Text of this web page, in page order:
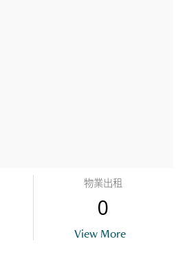
物業出租
0
View More